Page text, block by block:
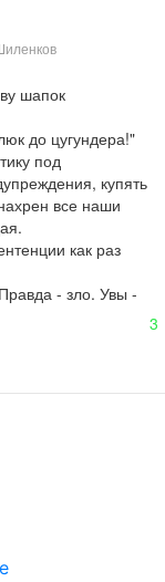
шапок
до цугундера!"
под
купять
все наши
как раз
- зло. Увы -
3